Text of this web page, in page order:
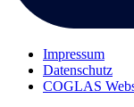
Impressum
Datenschutz
COGLAS